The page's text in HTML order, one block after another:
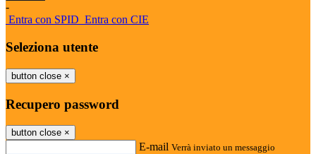
-
Entra con SPID Entra con CIE
Seleziona utente
button close ×
Recupero password
button close ×
E-mail Verrà inviato un messaggio